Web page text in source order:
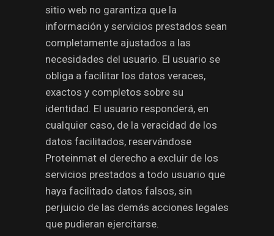
sitio web no garantiza que la
información y servicios prestados sean
completamente ajustados a las
necesidades del usuario. El usuario se
obliga a facilitar los datos veraces,
exactos y completos sobre su
identidad. El usuario responderá, en
cualquier caso, de la veracidad de los
datos facilitados, reservándose
Proteinmat el derecho a excluir de los
servicios prestados a todo usuario que
haya facilitado datos falsos, sin
perjuicio de las demás acciones legales
que pudieran ejercitarse.